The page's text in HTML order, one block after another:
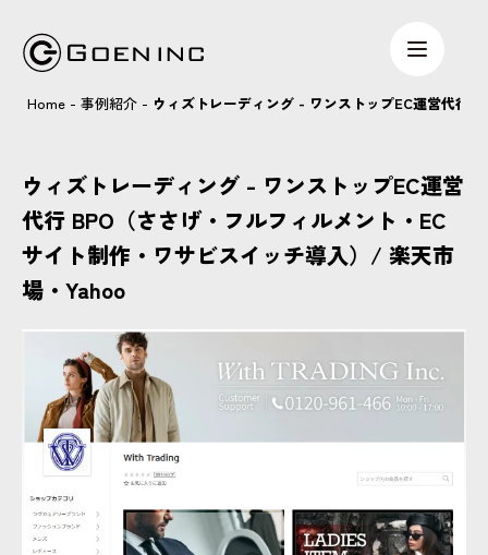
Home - 事例紹介 - ウィズトレーディング - ワンストップEC運営代行
ウィズトレーディング - ワンストップEC運営
代行 BPO（ささげ・フルフィルメント・EC
サイト制作・ワサビスイッチ導入）/ 楽天市
場・Yahoo